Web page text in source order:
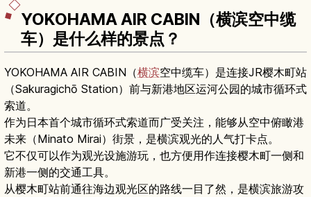
YOKOHAMA AIR CABIN（横滨空中缆
车）是什么样的景点？
YOKOHAMA AIR CABIN（横滨空中缆车）是连接JR樱木町站
（Sakuragichō Station）前与新港地区运河公园的城市循环式
索道。
作为日本首个城市循环式索道而广受关注，能够从空中俯瞰港
未来（Minato Mirai）街景，是横滨观光的人气打卡点。
它不仅可以作为观光设施游玩，也方便用作连接樱木町一侧和
新港一侧的交通工具。
从樱木町站前通往海边观光区的路线一目了然，是横滨旅游攻